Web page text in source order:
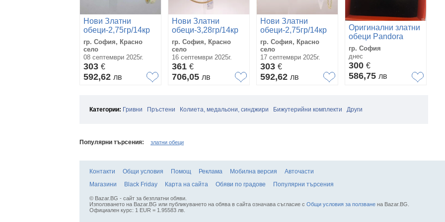
Нови Златни
обеци-2,75гр/14кр
гр. София, Красно
село
08 септември 2025г.
303 €
592,62 лв
Нови Златни
обеци-3,28гр/14кр
гр. София, Красно
село
16 септември 2025г.
361 €
706,05 лв
Нови Златни
обеци-2,75гр/14кр
гр. София, Красно
село
17 септември 2025г.
303 €
592,62 лв
Оригинални златни
обеци Pandora
(585)
гр. София
днес
300 €
586,75 лв
Категории: Гривни Пръстени Колиета, медальони, синджири Бижутерийни комплекти Други
Популярни търсения: златни обеци
Контакти Общи условия Помощ Реклама Мобилна версия
Авточасти
Магазини
Black Friday Карта на сайта Обяви по градове Популярни търсения
© Bazar.BG - сайт за безплатни обяви.
Използването на Bazar.BG или публикуването на обява в сайта означава съгласие с Общи условия за ползване на Bazar.BG.
Официален курс: 1 EUR = 1.95583 лв.